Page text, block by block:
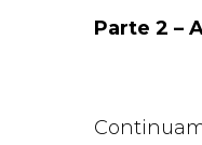
Parte 2 –